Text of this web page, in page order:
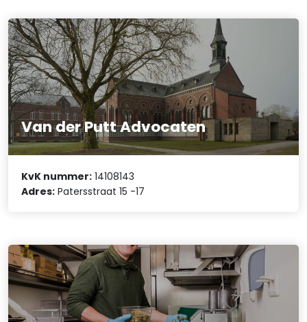
Van der Putt Advocaten
KvK nummer: 14108143
Adres: Patersstraat 15 -17